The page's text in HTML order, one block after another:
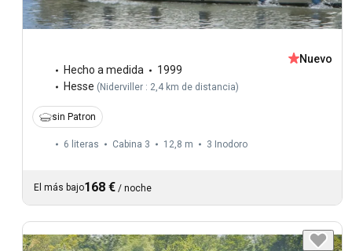
Hecho a medida
1999
Hesse ( Niderviller : 2,4 km de distancia)
Nuevo
sin Patron
6 literas Cabina 3 12,8 m 3 Inodoro
El más bajo168 € / noche